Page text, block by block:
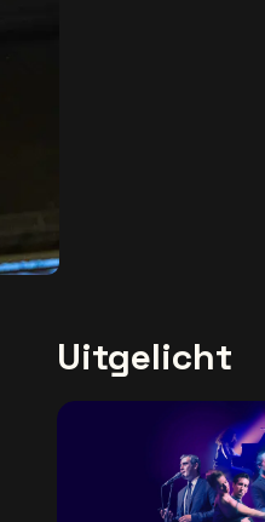
Uitgelicht